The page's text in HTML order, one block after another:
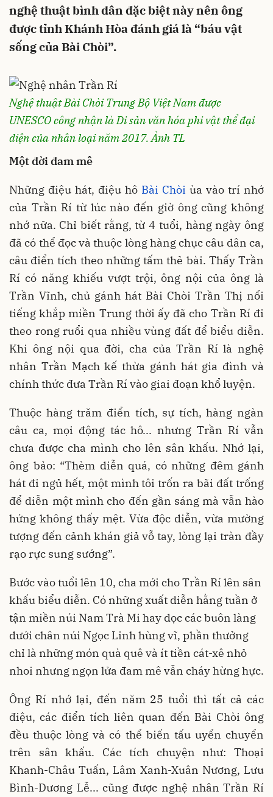
nghệ thuật bình dân đặc biệt này nên ông
được tỉnh Khánh Hòa đánh giá là “báu vật
sống của Bài Chòi”.
Nghệ thuật Bài Chòi Trung Bộ Việt Nam được
UNESCO công nhận là Di sản văn hóa phi vật thể đại
diện của nhân loại năm 2017. Ảnh TL
Một đời đam mê
Những điệu hát, điệu hô Bài Chòi ùa vào trí nhớ
của Trần Rí từ lúc nào đến giờ ông cũng không
nhớ nữa. Chỉ biết rằng, từ 4 tuổi, hàng ngày ông
đã có thể đọc và thuộc lòng hàng chục câu dân ca,
câu điển tích theo những tấm thẻ bài. Thấy Trần
Rí có năng khiếu vượt trội, ông nội của ông là
Trần Vĩnh, chủ gánh hát Bài Chòi Trần Thị nổi
tiếng khắp miền Trung thời ấy đã cho Trần Rí đi
theo rong ruổi qua nhiều vùng đất để biểu diễn.
Khi ông nội qua đời, cha của Trần Rí là nghệ
nhân Trần Mạch kế thừa gánh hát gia đình và
chính thức đưa Trần Rí vào giai đoạn khổ luyện.
Thuộc hàng trăm điển tích, sự tích, hàng ngàn
câu ca, mọi động tác hô... nhưng Trần Rí vẫn
chưa được cha mình cho lên sân khấu. Nhớ lại,
ông bảo: “Thèm diễn quá, có những đêm gánh
hát đi ngủ hết, một mình tôi trốn ra bãi đất trống
để diễn một mình cho đến gần sáng mà vẫn hào
hứng không thấy mệt. Vừa độc diễn, vừa mường
tượng đến cảnh khán giả vỗ tay, lòng lại tràn đầy
rạo rực sung sướng”.
Bước vào tuổi lên 10, cha mới cho Trần Rí lên sân
khấu biểu diễn. Có những xuất diễn hằng tuần ở
tận miền núi Nam Trà Mi hay dọc các buôn làng
dưới chân núi Ngọc Linh hùng vĩ, phần thưởng
chỉ là những món quà quê và ít tiền cát-xê nhỏ
nhoi nhưng ngọn lửa đam mê vẫn cháy hừng hực.
Ông Rí nhớ lại, đến năm 25 tuổi thì tất cả các
điệu, các điển tích liên quan đến Bài Chòi ông
đều thuộc lòng và có thể biến tấu uyển chuyển
trên sân khấu. Các tích chuyện như: Thoại
Khanh-Châu Tuấn, Lâm Xanh-Xuân Nương, Lưu
Bình-Dương Lễ... cũng được nghệ nhân Trần Rí